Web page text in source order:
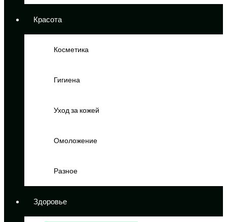
Красота
Косметика
Гигиена
Уход за кожей
Омоложение
Разное
Здоровье